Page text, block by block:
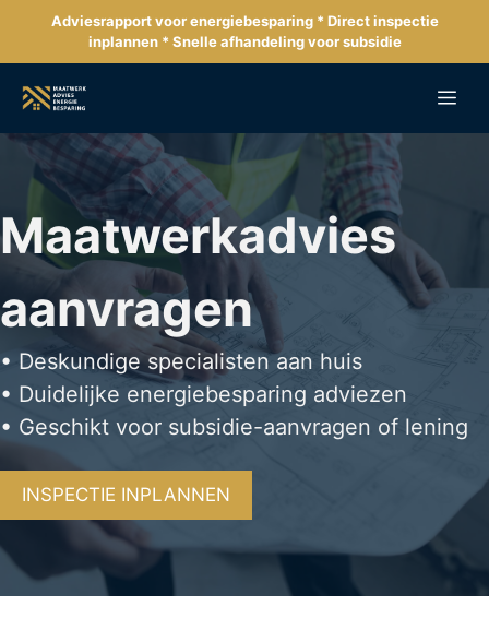
de
inhoud
Adviesrapport voor energiebesparing * Direct inspectie
inplannen * Snelle afhandeling voor subsidie
Maatwerkadvies
aanvragen
• Deskundige specialisten aan huis
• Duidelijke energiebesparing adviezen
• Geschikt voor subsidie-aanvragen of lening
INSPECTIE INPLANNEN